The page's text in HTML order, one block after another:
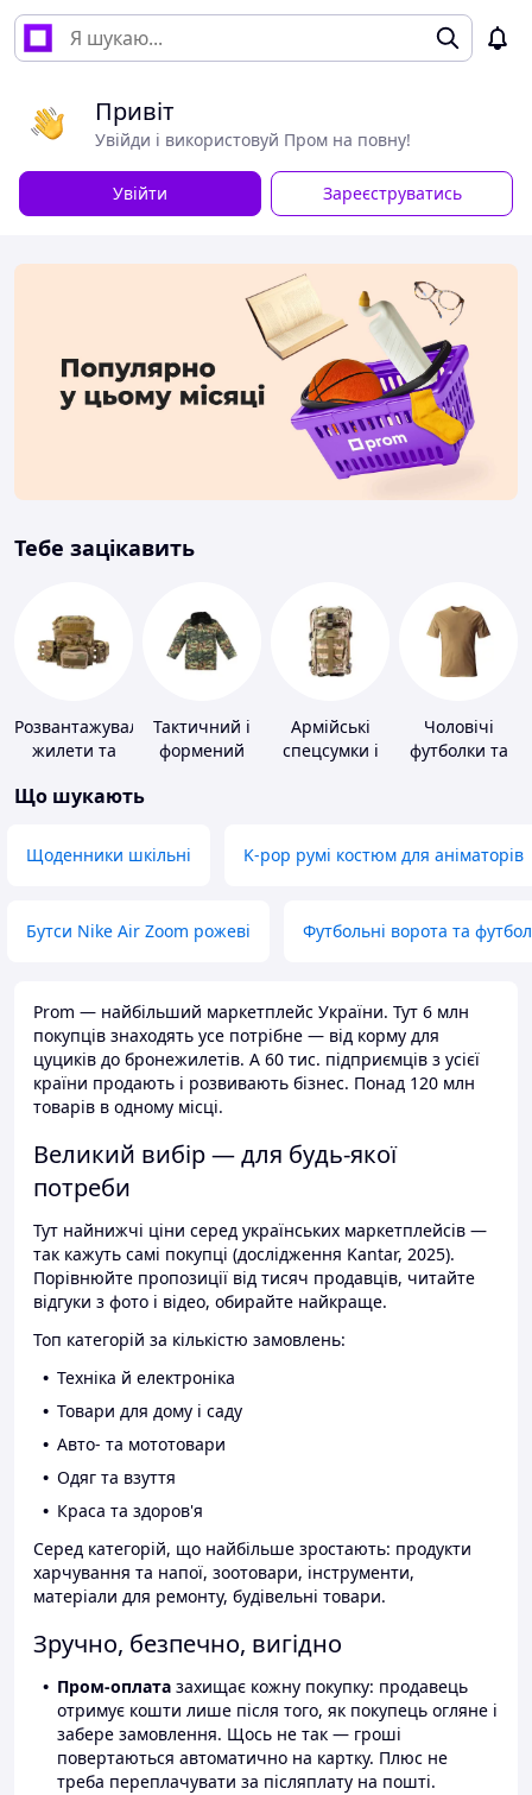
Привіт
Увійди і використовуй Пром на повну!
Увійти Зареєструватись
Тебе зацікавить
Розвантажувальні
жилети та
без плит
Тактичний і
формений
Армійські
спецсумки і
Чоловічі
футболки та
Що шукають
Щоденники шкільні K-pop румі костюм для аніматорів
Бутси Nike Air Zoom рожеві Футбольні ворота та
Prom — найбільший маркетплейс України. Тут 6 млн
покупців знаходять усе потрібне — від корму для
цуциків до бронежилетів. А 60 тис. підприємців з усієї
країни продають і розвивають бізнес. Понад 120 млн
товарів в одному місці.
Великий вибір — для будь-якої
потреби
Тут найнижчі ціни серед українських маркетплейсів —
так кажуть самі покупці (дослідження Kantar, 2025).
Порівнюйте пропозиції від тисяч продавців, читайте
відгуки з фото і відео, обирайте найкраще.
Топ категорій за кількістю замовлень:
Техніка й електроніка
Товари для дому і саду
Авто- та мототовари
Одяг та взуття
Краса та здоров'я
Серед категорій, що найбільше зростають: продукти
харчування та напої, зоотовари, інструменти,
матеріали для ремонту, будівельні товари.
Зручно, безпечно, вигідно
Пром-оплата захищає кожну покупку: продавець
отримує кошти лише після того, як покупець огляне і
забере замовлення. Щось не так — гроші
повертаються автоматично на картку. Плюс не
треба переплачувати за післяплату на пошті.